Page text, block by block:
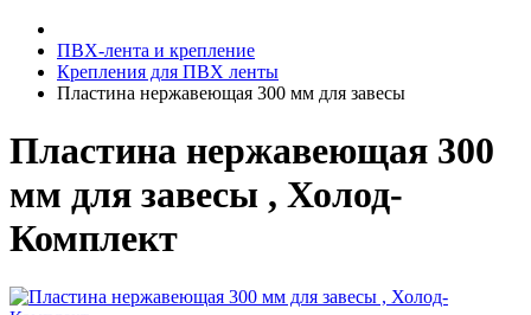
ПВХ-лента и крепление
Крепления для ПВХ ленты
Пластина нержавеющая 300 мм для завесы
Пластина нержавеющая 300
мм для завесы , Холод-
Комплект